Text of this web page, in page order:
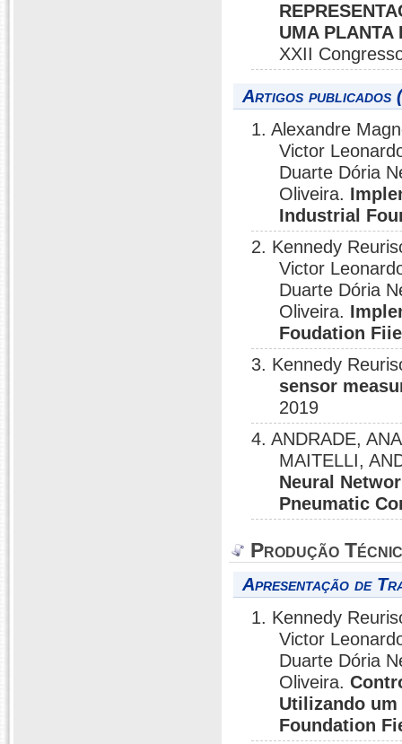
UMA PLANTA
XXII
Artigos publicados
1. Alexandre
Victor
Duarte Dória
Oliveira.
Industrial
2. Kennedy
Victor
Duarte Dória
Oliveira.
Foudation
3. Kennedy
sensor
2019
4. ANDRADE,
MAITELLI,
Neural
Pneumatic
Produção
Apresentação de
1. Kennedy
Victor
Duarte Dória
Oliveira.
Utilizando um
Foundation